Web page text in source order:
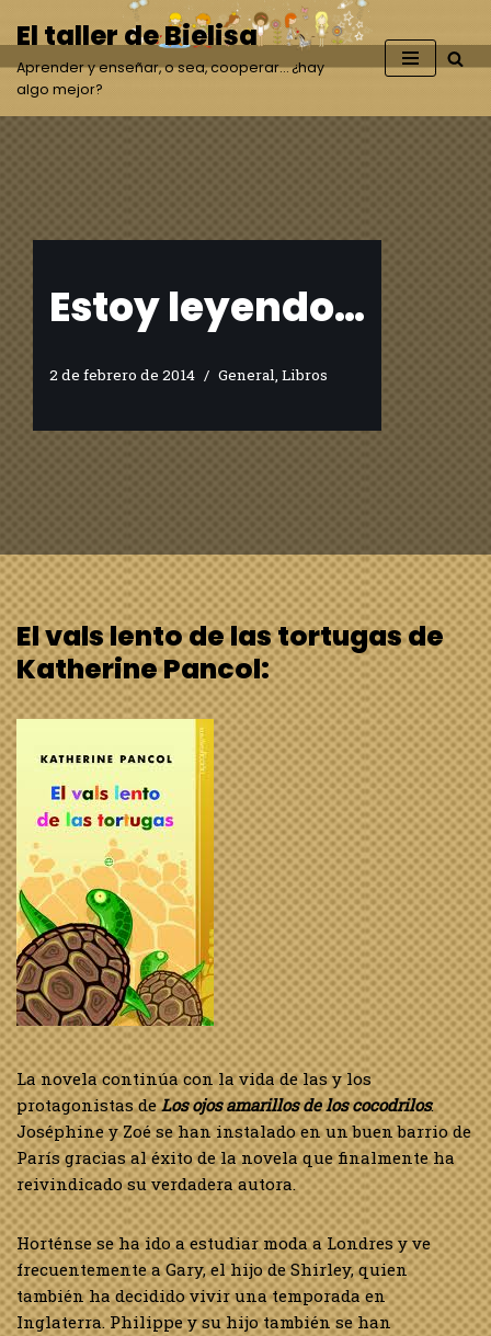
Saltar
al
contenido
El taller de Bielisa
Aprender y enseñar, o sea, cooperar… ¿hay
algo mejor?
Estoy leyendo…
2 de febrero de 2014 General, Libros
El vals lento de las tortugas de
Katherine Pancol:
La novela continúa con la vida de las y los
protagonistas de Los ojosamarillos de los cocodrilos:
Joséphine y Zoé se han instalado en un buen barrio de
París gracias al éxito de la novela que finalmente ha
reivindicado su verdadera autora.
Horténse se ha ido a estudiar moda a Londres y ve
frecuentemente a Gary, el hijo de Shirley, quien
también ha decidido vivir una temporada en
Inglaterra. Philippe y su hijo también se han